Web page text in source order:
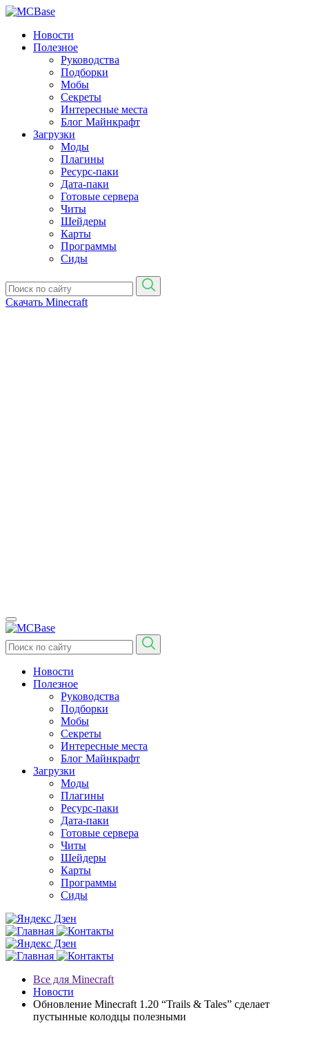
Новости
Полезное
Руководства
Подборки
Мобы
Секреты
Интересные места
Блог Майнкрафт
Загрузки
Моды
Плагины
Ресурс-паки
Дата-паки
Готовые сервера
Читы
Шейдеры
Карты
Программы
Сиды
Скачать Minecraft
Новости
Полезное
Руководства
Подборки
Мобы
Секреты
Интересные места
Блог Майнкрафт
Загрузки
Моды
Плагины
Ресурс-паки
Дата-паки
Готовые сервера
Читы
Шейдеры
Карты
Программы
Сиды
Все для Minecraft
Новости
Обновление Minecraft 1.20 “Trails & Tales” сделает
пустынные колодцы полезными